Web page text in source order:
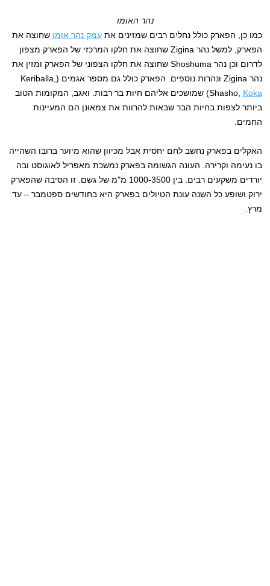
נהר האומו
כמו כן, הפארק כולל נחלים רבים שמזינים אתעמק נהר אומו שחוצה את
הפארק, למשל נהר Zigina שחוצה את חלקו המרכזי של הפארק מצפון
לדרום וכן נהר Shoshuma שחוצה את חלקו הצפוני של הפארק ומזין את
נהר Zigina ונהרות נוספים. הפארק כולל גם מספר אגמים (Keriballa,
Shasho, Koka
) שמושכים אליהם חיות בר רבות. ואגב, המקומות הטוב
ביותר לצפות בחיות הבר שבאות להרוות את צמאונן הם המעיינות
החמים.
האקלים בפארק נחשב לחם יחסית אבל מכיוון שהוא מיוער ברובו השהייה
בו נעימה וקרירה. העונה הגשומה בפארק נמשכת מאפריל לאוגוסט ובה
יורדים משקעים רבים. בין 1000-3500 מ"מ של גשם. זו הסיבה שהפארק
ירוק ושופע כל השנה עונת הטיולים בפארק היא בחודשים ספטמבר – עד
מרץ.